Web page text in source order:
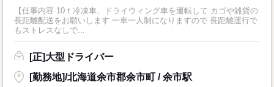
【仕事内容 10ｔ冷凍車、ドライウィング車を運転して カゴや雑貨の
長距離配送をお願いします 一車一人制になりますので 長距離運行で
もストレスなしで...
[正]大型ドライバー
[勤務地]/北海道余市郡余市町 / 余市駅